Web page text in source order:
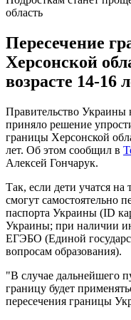
область
Пересечение
Херсонской
возрасте 14-16
Правительство Украины
приняло решение
границы Херсонской
лет. Об этом сообщил в
Алексей Гончарук.
Так, если дети учатся
смогут самостоятельно
паспорта Украины (ID
Украины; при наличии
ЕГЭБО (Единой
вопросам образования).
"В случае дальнейшего
границу будет
пересечения границы